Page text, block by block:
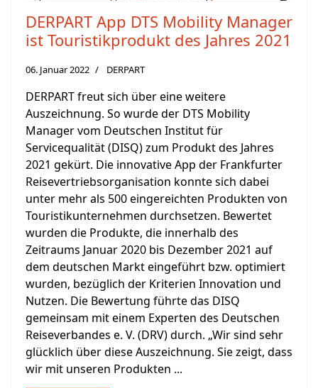
DERPART App DTS Mobility Manager
ist Touristikprodukt des Jahres 2021
06. Januar 2022 DERPART
DERPART freut sich über eine weitere
Auszeichnung. So wurde der DTS Mobility
Manager vom Deutschen Institut für
Servicequalität (DISQ) zum Produkt des Jahres
2021 gekürt. Die innovative App der Frankfurter
Reisevertriebsorganisation konnte sich dabei
unter mehr als 500 eingereichten Produkten von
Touristikunternehmen durchsetzen. Bewertet
wurden die Produkte, die innerhalb des
Zeitraums Januar 2020 bis Dezember 2021 auf
dem deutschen Markt eingeführt bzw. optimiert
wurden, bezüglich der Kriterien Innovation und
Nutzen. Die Bewertung führte das DISQ
gemeinsam mit einem Experten des Deutschen
Reiseverbandes e. V. (DRV) durch. „Wir sind sehr
glücklich über diese Auszeichnung. Sie zeigt, dass
wir mit unseren Produkten ...